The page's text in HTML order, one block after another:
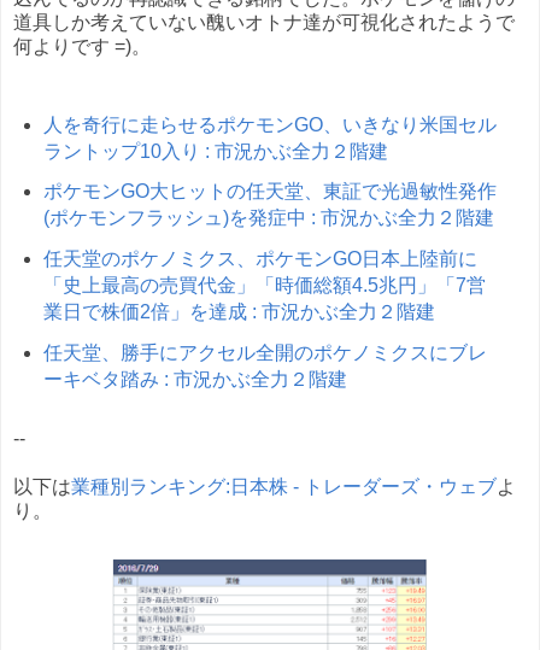
道具しか考えていない醜いオトナ達が可視化されたようで
何よりです =)。
人を奇行に走らせるポケモンGO、いきなり米国セル
ラントップ10入り : 市況かぶ全力２階建
ポケモンGO大ヒットの任天堂、東証で光過敏性発作
(ポケモンフラッシュ)を発症中 : 市況かぶ全力２階建
任天堂のポケノミクス、ポケモンGO日本上陸前に
「史上最高の売買代金」「時価総額4.5兆円」「7営
業日で株価2倍」を達成 : 市況かぶ全力２階建
任天堂、勝手にアクセル全開のポケノミクスにブレ
ーキベタ踏み : 市況かぶ全力２階建
--
以下は業種別ランキング:日本株 - トレーダーズ・ウェブよ
り。